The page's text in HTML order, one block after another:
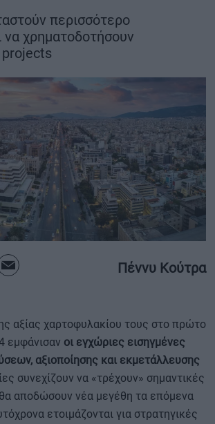
- ΗΛΕΚΤΡΟΚΙΝΗΣΗ
ΚΟΣΜΟΣ
- ΕΠΙΧΕΙΡΗΣΕΙΣ
περισσότερο
να χρηματοδοτήσουν
projects
Πέννυ Κούτρα
αξίας χαρτοφυλακίου τους στο πρώτο
εμφάνισαν οι εγχώριες εισηγμένες
αξιοποίησης και εκμετάλλευσης
συνεχίζουν να «τρέχουν» σημαντικές
αποδώσουν νέα μεγέθη τα επόμενα
ετοιμάζονται για στρατηγικές